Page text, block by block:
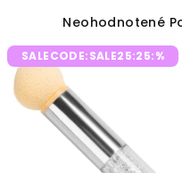
Priemerné
produktu
je
0,0
z
5
hviezdičiek.
Neohodnotené
SALECODE:SALE25:25:%